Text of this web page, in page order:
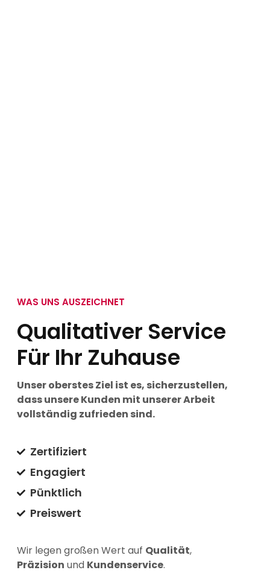
WAS UNS AUSZEICHNET
Qualitativer Service
Für Ihr Zuhause
Unser oberstes Ziel ist es, sicherzustellen,
dass unsere Kunden mit unserer Arbeit
vollständig zufrieden sind.
Zertifiziert
Engagiert
Pünktlich
Preiswert
Wir legen großen Wert auf Qualität,
Präzision und Kundenservice.